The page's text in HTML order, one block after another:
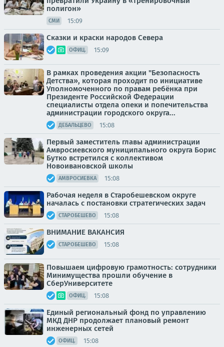
полигон»
СМИ 15:09
Сказки и краски народов Севера
ОФИЦ. 15:09
В рамках проведения акции "Безопасность
Детства», которая проходит по инициативе
Уполномоченного по правам ребёнка при
Президенте Российской Федерации
специалисты отдела опеки и попечительства
администрации городского округа...
ДЕБАЛЬЦЕВО 15:08
Первый заместитель главы администрации
Амвросиевского муниципального округа Борис
Бутко встретился с коллективом
Новоивановской школы
АМВРОСИЕВКА 15:08
Рабочая неделя в Старобешевском округе
началась с постановки стратегических задач
СТАРОБЕШЕВО 15:08
ВНИМАНИЕ ВАКАНСИЯ
СТАРОБЕШЕВО 15:08
Повышаем цифровую грамотность: сотрудники
Минимущества прошли обучение в
СберУниверситете
ОФИЦ. 15:08
Единый региональный фонд по управлению
МКД ДНР продолжает плановый ремонт
инженерных сетей
ОФИЦ. 15:08